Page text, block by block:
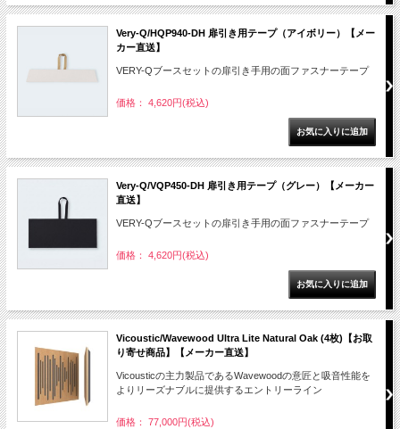
Very-Q/HQP940-DH 扉引き用テープ（アイボリー）【メー
カー直送】
VERY-Qブースセットの扉引き手用の面ファスナーテープ
価格： 4,620円(税込)
Very-Q/VQP450-DH 扉引き用テープ（グレー）【メーカー
直送】
VERY-Qブースセットの扉引き手用の面ファスナーテープ
価格： 4,620円(税込)
Vicoustic/Wavewood Ultra Lite Natural Oak (4枚)【お取
り寄せ商品】【メーカー直送】
Vicousticの主力製品であるWavewoodの意匠と吸音性能を
よりリーズナブルに提供するエントリーライン
価格： 77,000円(税込)